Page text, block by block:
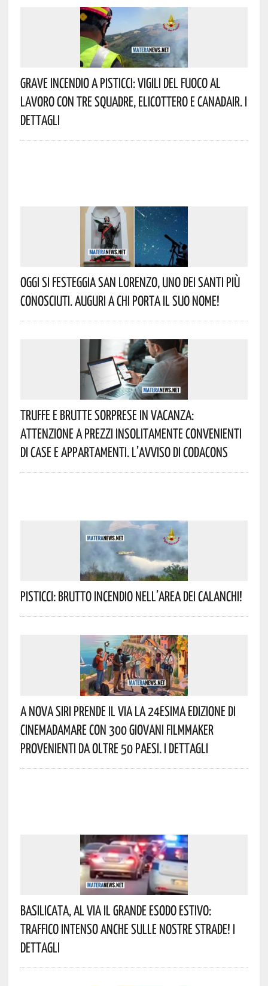
Grave Incendio A Pisticci: Vigili Del Fuoco Al
Lavoro Con Tre Squadre, Elicottero E Canadair. I
Dettagli
Oggi Si Festeggia San Lorenzo, Uno Dei Santi Più
Conosciuti. Auguri A Chi Porta Il Suo Nome!
Truffe E Brutte Sorprese In Vacanza:
Attenzione A Prezzi Insolitamente Convenienti
Di Case E Appartamenti. L’avviso Di Codacons
Pisticci: Brutto Incendio Nell’area Dei Calanchi!
A Nova Siri Prende Il Via La 24esima Edizione Di
Cinemadamare Con 300 Giovani Filmmaker
Provenienti Da Oltre 50 Paesi. I Dettagli
Basilicata, Al Via Il Grande Esodo Estivo:
Traffico Intenso Anche Sulle Nostre Strade! I
Dettagli